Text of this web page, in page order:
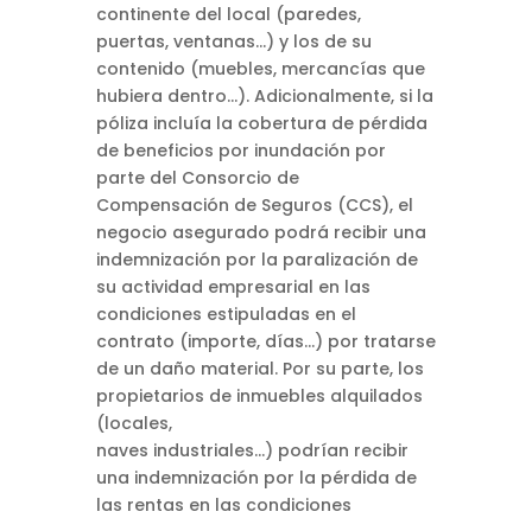
continente del local (paredes,
puertas, ventanas…) y los de su
contenido (muebles, mercancías que
hubiera dentro…). Adicionalmente, si la
póliza incluía la cobertura de pérdida
de beneficios por inundación por
parte del Consorcio de
Compensación de Seguros (CCS), el
negocio asegurado podrá recibir una
indemnización por la paralización de
su actividad empresarial en las
condiciones estipuladas en el
contrato (importe, días…) por tratarse
de un daño material. Por su parte, los
propietarios de inmuebles alquilados
(locales,
naves industriales…) podrían recibir
una indemnización por la pérdida de
las rentas en las condiciones